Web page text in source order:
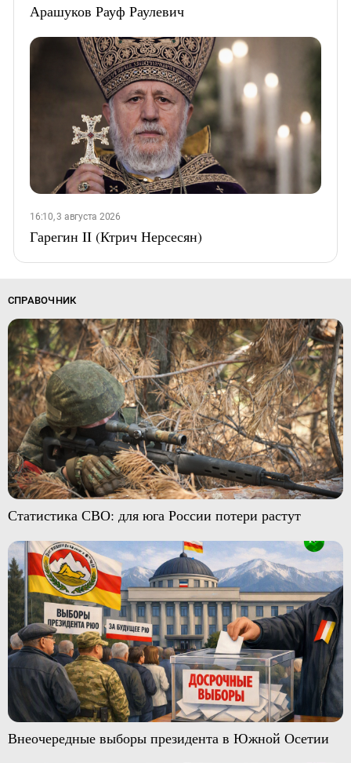
Арашуков Рауф Раулевич
16:10, 3 августа 2026
Гарегин II (Ктрич Нерсесян)
СПРАВОЧНИК
Статистика СВО: для юга России потери растут
Внеочередные выборы президента в Южной Осетии